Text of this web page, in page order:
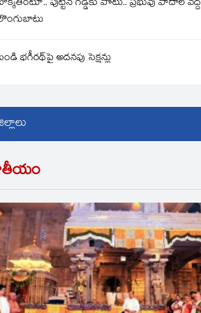
పుట్టిన గడ్డకు పోటు.. ప్రభువు పాదాల వద్ద
భగీరథ్‌పై అదనపు సెక్షన్లు